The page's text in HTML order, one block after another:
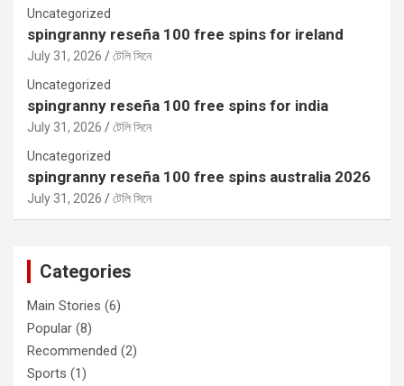
Uncategorized
spingranny reseña 100 free spins for ireland
July 31, 2026
টেলি সিনে
Uncategorized
spingranny reseña 100 free spins for india
July 31, 2026
টেলি সিনে
Uncategorized
spingranny reseña 100 free spins australia 2026
July 31, 2026 টেলি সিনে
Categories
Main Stories (6)
Popular (8)
Recommended (2)
Sports (1)